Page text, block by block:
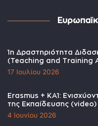
1η Δραστηριότητα
(Teaching and Training
17 Ιουλίου 2026
Erasmus + KA1:
της Εκπαίδευσης (video)
4 Ιουνίου 2026